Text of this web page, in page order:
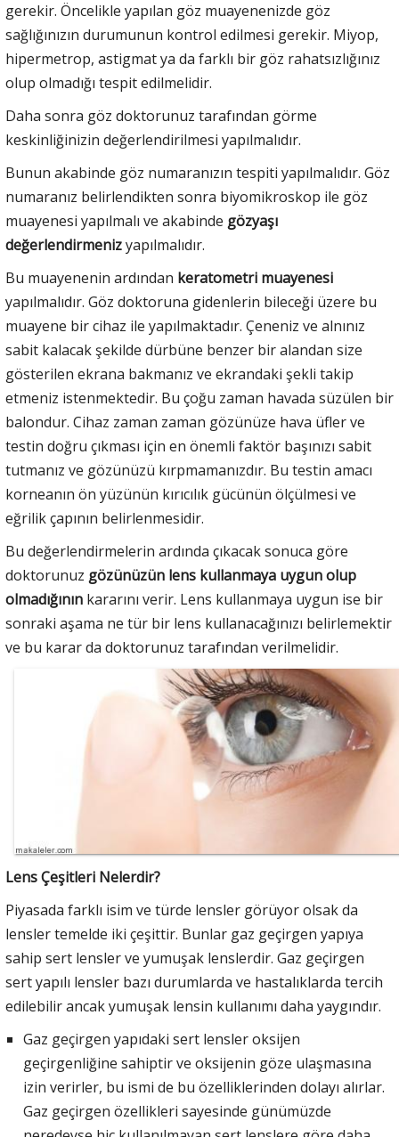
gerekir. Öncelikle yapılan göz muayenenizde göz
sağlığınızın durumunun kontrol edilmesi gerekir. Miyop,
hipermetrop, astigmat ya da farklı bir göz rahatsızlığınız
olup olmadığı tespit edilmelidir.
Daha sonra göz doktorunuz tarafından görme
keskinliğinizin değerlendirilmesi yapılmalıdır.
Bunun akabinde göz numaranızın tespiti yapılmalıdır. Göz
numaranız belirlendikten sonra biyomikroskop ile göz
muayenesi yapılmalı ve akabinde gözyaşı
değerlendirmenizyapılmalıdır.
Bu muayenenin ardından keratometri muayenesi
yapılmalıdır. Göz doktoruna gidenlerin bileceği üzere bu
muayene bir cihaz ile yapılmaktadır. Çeneniz ve alnınız
sabit kalacak şekilde dürbüne benzer bir alandan size
gösterilen ekrana bakmanız ve ekrandaki şekli takip
etmeniz istenmektedir. Bu çoğu zaman havada süzülen bir
balondur. Cihaz zaman zaman gözünüze hava üfler ve
testin doğru çıkması için en önemli faktör başınızı sabit
tutmanız ve gözünüzü kırpmamanızdır. Bu testin amacı
korneanın ön yüzünün kırıcılık gücünün ölçülmesi ve
eğrilik çapının belirlenmesidir.
Bu değerlendirmelerin ardında çıkacak sonuca göre
doktorunuz gözünüzün lens kullanmaya uygun olup
olmadığının kararını verir. Lens kullanmaya uygun ise bir
sonraki aşama ne tür bir lens kullanacağınızı belirlemektir
ve bu karar da doktorunuz tarafından verilmelidir.
Lens Çeşitleri Nelerdir?
Piyasada farklı isim ve türde lensler görüyor olsak da
lensler temelde iki çeşittir. Bunlar gaz geçirgen yapıya
sahip sert lensler ve yumuşak lenslerdir. Gaz geçirgen
sert yapılı lensler bazı durumlarda ve hastalıklarda tercih
edilebilir ancak yumuşak lensin kullanımı daha yaygındır.
Gaz geçirgen yapıdaki sert lensler oksijen
geçirgenliğine sahiptir ve oksijenin göze ulaşmasına
izin verirler, bu ismi de bu özelliklerinden dolayı alırlar.
Gaz geçirgen özellikleri sayesinde günümüzde